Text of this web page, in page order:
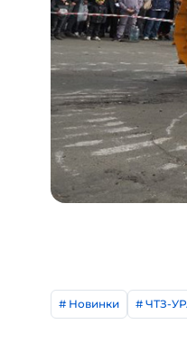
# Новинки # ЧТЗ-